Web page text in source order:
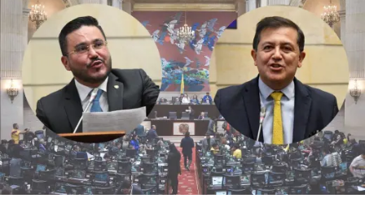
Economía
Acolgen
denuncia
supuesto
“hostigamiento
institucional”
tras
investigación